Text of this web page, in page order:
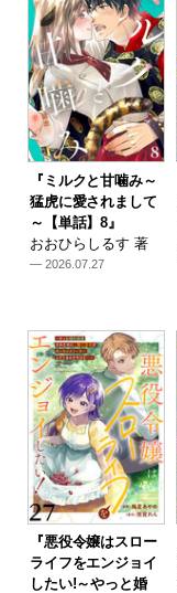
『ミルクと甘噛み～
猛虎に愛されまして
～【単話】8』
おおひらしるす 著
— 2026.07.27
『悪役令嬢はスロー
ライフをエンジョイ
したい!～やっと婚